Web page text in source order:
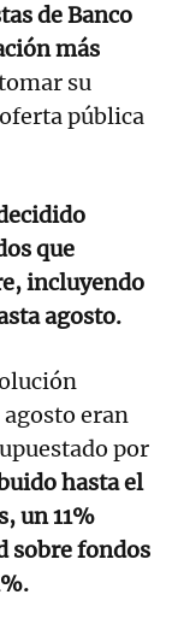
de Banco
más
su
pública
que
incluyendo
agosto.
eran
por
hasta el
un 11%
sobre fondos